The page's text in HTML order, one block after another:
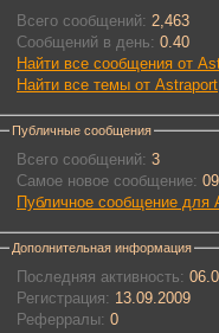
Всего сообщений: 2,463
Сообщений в день: 0.40
Найти все сообщения от
Найти все темы от Astraport
Публичные сообщения
Всего сообщений: 3
Самое новое сообщение:
Публичное сообщение для
Дополнительная информация
Последняя активность:
Регистрация: 13.09.2009
Реферралы: 0